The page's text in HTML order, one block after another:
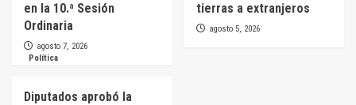
en la 10.ª Sesión
Ordinaria
agosto 7, 2026
tierras a extranjeros
agosto 5, 2026
Política
Diputados aprobó la